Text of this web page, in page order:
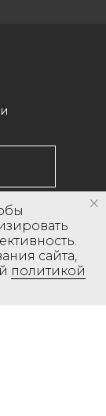
сайта,
политикой